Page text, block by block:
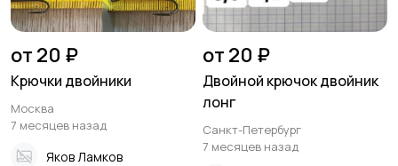
от 20 ₽
Крючки двойники
Москва
7 месяцев назад
Яков Ламков
от 20 ₽
Двойной крючок двойник
лонг
Санкт-Петербург
7 месяцев назад